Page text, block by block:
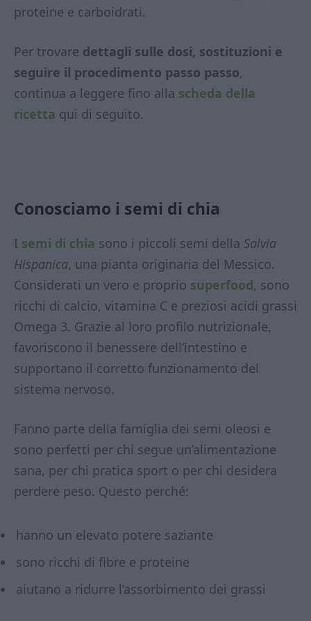
proteine e carboidrati.
Per trovare dettagli sulle dosi, sostituzioni e
seguire il procedimento passo passo,
continua a leggere fino alla scheda della
ricetta qui di seguito.
Conosciamo i semi di chia
I semi di chia sono i piccoli semi della Salvia
Hispanica, una pianta originaria del Messico.
Considerati un vero e proprio superfood, sono
ricchi di calcio, vitamina C e preziosi acidi grassi
Omega 3. Grazie al loro profilo nutrizionale,
favoriscono il benessere dell’intestino e
supportano il corretto funzionamento del
sistema nervoso.
Fanno parte della famiglia dei semi oleosi e
sono perfetti per chi segue un’alimentazione
sana, per chi pratica sport o per chi desidera
perdere peso. Questo perché:
hanno un elevato potere saziante
sono ricchi di fibre e proteine
aiutano a ridurre l’assorbimento dei grassi